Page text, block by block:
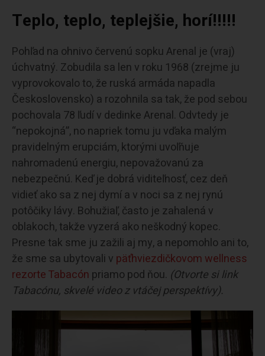
Teplo, teplo, teplejšie, horí!!!!!
Pohľad na ohnivo červenú sopku Arenal je (vraj)
úchvatný. Zobudila sa len v roku 1968 (zrejme ju
vyprovokovalo to, že ruská armáda napadla
Československo) a rozohnila sa tak, že pod sebou
pochovala 78 ľudí v dedinke Arenal. Odvtedy je
“nepokojná”, no napriek tomu ju vďaka malým
pravidelným erupciám, ktorými uvoľňuje
nahromadenú energiu, nepovažovanú za
nebezpečnú. Keď je dobrá viditeľnosť, cez deň
vidieť ako sa z nej dymí a v noci sa z nej rynú
potôčiky lávy. Bohužiaľ, často je zahalená v
oblakoch, takže vyzerá ako neškodný kopec.
Presne tak sme ju zažili aj my, a nepomohlo ani to,
že sme sa ubytovali v päťhviezdičkovom wellness
rezorte Tabacón priamo pod ňou. (Otvorte si link
Tabacónu, skvelé video z vtáčej perspektívy).